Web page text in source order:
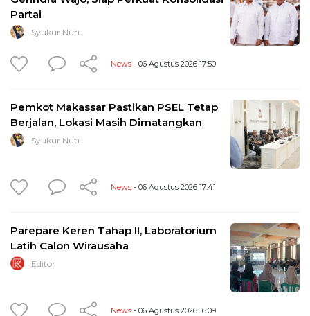
Partai
Syukur Nutu
News - 06 Agustus 2026 17:50
Pemkot Makassar Pastikan PSEL Tetap
Berjalan, Lokasi Masih Dimatangkan
Syukur Nutu
News - 06 Agustus 2026 17:41
Parepare Keren Tahap II, Laboratorium
Latih Calon Wirausaha
Editor
News - 06 Agustus 2026 16:09